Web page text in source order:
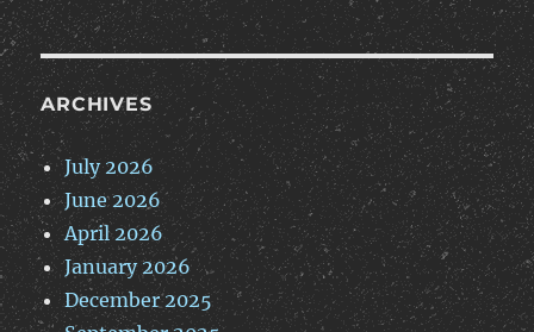
ARCHIVES
July 2026
June 2026
April 2026
January 2026
December 2025